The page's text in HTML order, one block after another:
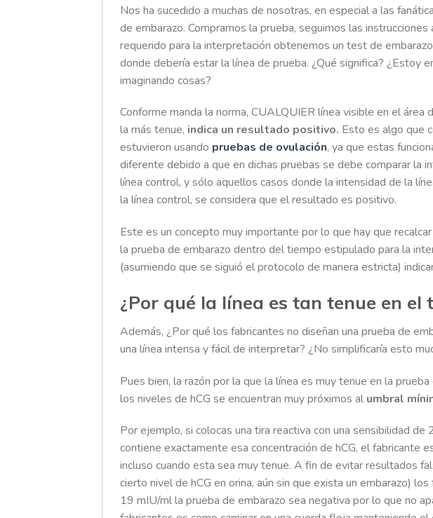
Nos ha sucedido a muchas de nosotras, en especial a las
de embarazo. Compramos la prueba, seguimos las
requerido para la interpretación obtenemos un test de
donde debería estar la línea de prueba. ¿Qué significa? ¿Estoy
imaginando cosas?
Conforme manda la norma, CUALQUIER línea visible en el
la más tenue, indica un resultado positivo. Esto es algo que
estuvieron usando pruebas de ovulación, ya que estas
diferente debido a que en dichas pruebas se debe comparar la
línea control, y sólo aquellos casos donde la intensidad de la
la línea control, se considera que el resultado es positivo.
Este es un concepto muy importante por lo que hay que
la prueba de embarazo dentro del tiempo estipulado para la
(asumiendo que se siguió el protocolo de manera estricta)
¿Por qué la línea es tan tenue en el
Además, ¿Por qué los fabricantes no diseñan una prueba de
una línea intensa y fácil de interpretar? ¿No simplificaría esto
Pues bien, la razón por la que la línea es muy tenue en la
los niveles de hCG se encuentran muy próximos al umbral
Por ejemplo, si colocas una tira reactiva con una sensibilidad
contiene exactamente esa concentración de hCG, el fabricante
incluso cuando esta sea muy tenue. A fin de evitar resultados
cierto nivel de hCG en orina, aún sin que exista un embarazo)
19 mIU/ml la prueba de embarazo sea negativa por lo que no